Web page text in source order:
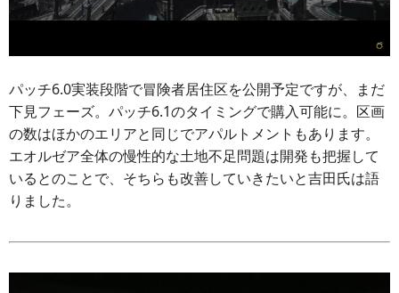
パッチ6.0実装段階で冒険者居住区を公開予定ですが、まだ
下見フェーズ。パッチ6.1のタイミングで購入可能に。区画
の数はほかのエリアと同じでアパルトメントもあります。
エオルゼア全体の慢性的な土地不足問題は開発も把握して
いるとのことで、そちらも改善していきたいと吉田氏は語
りました。